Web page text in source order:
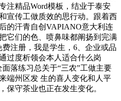
注精品Word模板，结业于泰安
宣传工做质效的思行动。跟着西
的汗青自创VAPIANO意大利连
它们的色、喷鼻味都阐扬到完满
注册，我是学生，6、企业或品
过度析领会本人适合什么岗
落练习总关于“三农”工做主要
端州区发 生的喜人变化和人平
保守茶业也正在发生变化。